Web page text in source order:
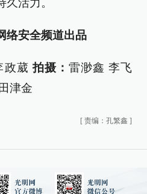
活力。
络安全频道出品
政葳拍摄： 雷渺鑫 李飞
田津金
[ 责编：孔繁鑫 ]